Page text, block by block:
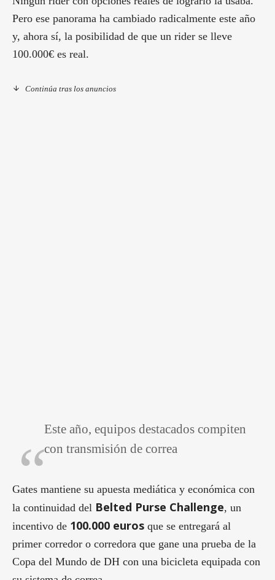
Pero ese panorama ha cambiado radicalmente este año
y, ahora sí, la posibilidad de que un rider se lleve
100.000€ es real.
Continúa tras los anuncios
Este año, equipos destacados compiten
con transmisión de correa
Gates mantiene su apuesta mediática y económica con
la continuidad del Belted Purse Challenge, un
incentivo de 100.000 euros que se entregará al
primer corredor o corredora que gane una prueba de la
Copa del Mundo de DH con una bicicleta equipada con